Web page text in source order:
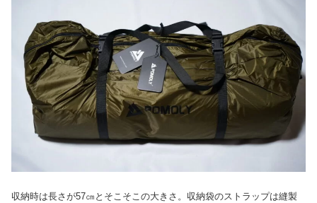
収納時は長さが57㎝とそこそこの大きさ。収納袋のストラップは縫製